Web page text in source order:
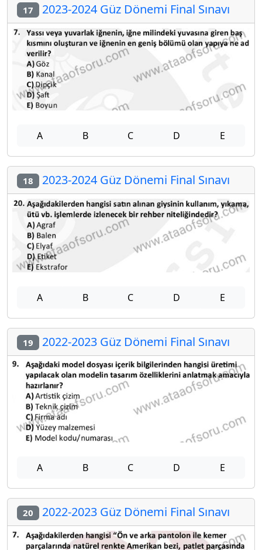
17 2023-2024 Güz Dönemi Final Sınavı
A B C D E
18 2023-2024 Güz Dönemi Final Sınavı
A B C D E
19 2022-2023 Güz Dönemi Final Sınavı
A B C D E
20 2022-2023 Güz Dönemi Final Sınavı